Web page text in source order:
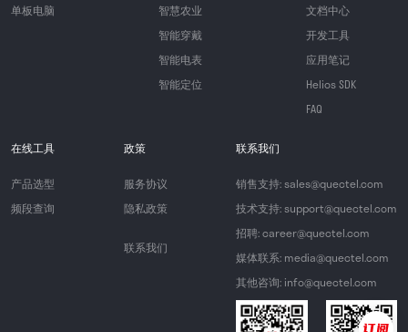
单板电脑
智慧农业
智能穿戴
智能电表
智能定位
文档中心
开发工具
应用笔记
Helios SDK
FAQ
在线工具
产品选型
频段查询
政策
服务协议
隐私政策
联系我们
联系我们
销售支持: sales@quectel.com
技术支持: support@quectel.com
招聘: career@quectel.com
媒体联系: media@quectel.com
其他咨询: info@quectel.com